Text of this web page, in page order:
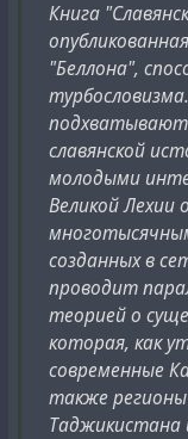
Книга
"Беллона",
славянской
молодыми
Великой Лехии
созданных в
проводит
теорией о
которая, как
современные
также регионы
Таджикистана